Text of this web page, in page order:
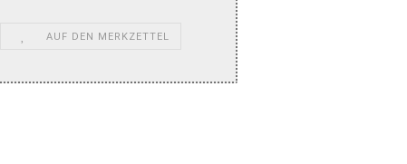
AUF DEN MERKZETTEL